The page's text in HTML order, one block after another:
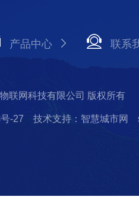
产品中心 联系
联网科技有限公司 版权所有
-27 技术支持：智慧城市网